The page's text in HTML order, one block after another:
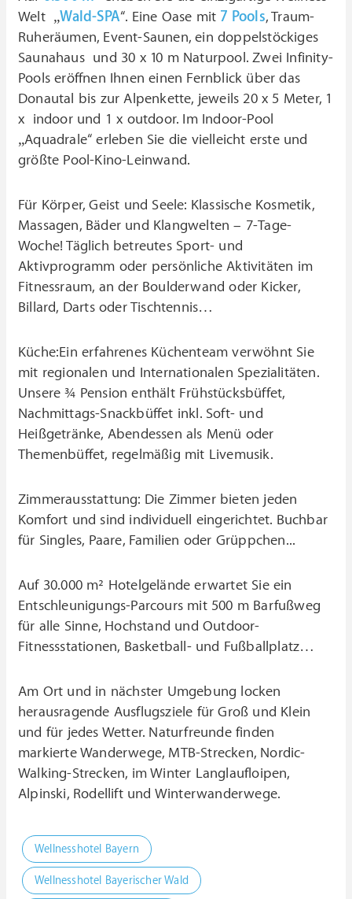
Welt „Wald-SPA“. Eine Oase mit 7 Pools, Traum-
Ruheräumen, Event-Saunen, ein doppelstöckiges
Saunahaus und 30 x 10 m Naturpool. Zwei Infinity-
Pools eröffnen Ihnen einen Fernblick über das
Donautal bis zur Alpenkette, jeweils 20 x 5 Meter, 1
x indoor und 1 x outdoor. Im Indoor-Pool
„Aquadrale“ erleben Sie die vielleicht erste und
größte Pool-Kino-Leinwand.
Für Körper, Geist und Seele: Klassische Kosmetik,
Massagen, Bäder und Klangwelten – 7-Tage-
Woche! Täglich betreutes Sport- und
Aktivprogramm oder persönliche Aktivitäten im
Fitnessraum, an der Boulderwand oder Kicker,
Billard, Darts oder Tischtennis…
Küche:Ein erfahrenes Küchenteam verwöhnt Sie
mit regionalen und Internationalen Spezialitäten.
Unsere ¾ Pension enthält Frühstücksbüffet,
Nachmittags-Snackbüffet inkl. Soft- und
Heißgetränke, Abendessen als Menü oder
Themenbüffet, regelmäßig mit Livemusik.
Zimmerausstattung: Die Zimmer bieten jeden
Komfort und sind individuell eingerichtet. Buchbar
für Singles, Paare, Familien oder Grüppchen...
Auf 30.000 m² Hotelgelände erwartet Sie ein
Entschleunigungs-Parcours mit 500 m Barfußweg
für alle Sinne, Hochstand und Outdoor-
Fitnessstationen, Basketball- und Fußballplatz…
Am Ort und in nächster Umgebung locken
herausragende Ausflugsziele für Groß und Klein
und für jedes Wetter. Naturfreunde finden
markierte Wanderwege, MTB-Strecken, Nordic-
Walking-Strecken, im Winter Langlaufloipen,
Alpinski, Rodellift und Winterwanderwege.
Wellnesshotel Bayern
Wellnesshotel Bayerischer Wald